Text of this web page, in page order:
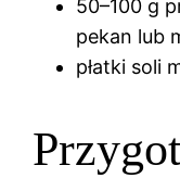
50–100 g
pekan lub
płatki soli